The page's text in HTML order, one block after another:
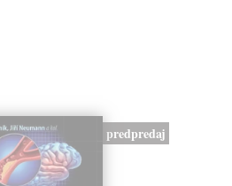
predpredaj